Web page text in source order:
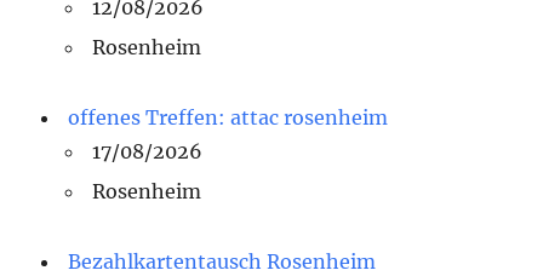
12/08/2026
Rosenheim
offenes Treffen: attac rosenheim
17/08/2026
Rosenheim
Bezahlkartentausch Rosenheim